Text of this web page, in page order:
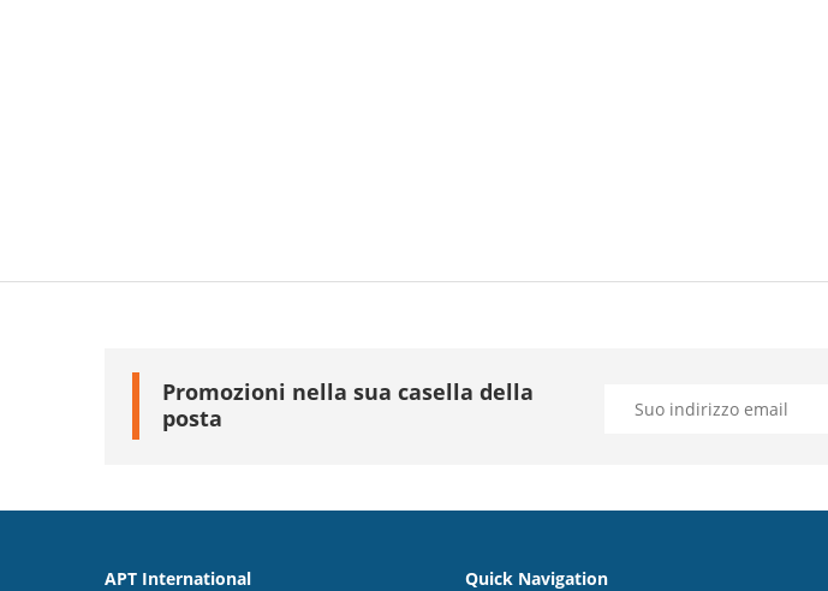
Promozioni nella sua casella della
posta
APT International Quick Navigation